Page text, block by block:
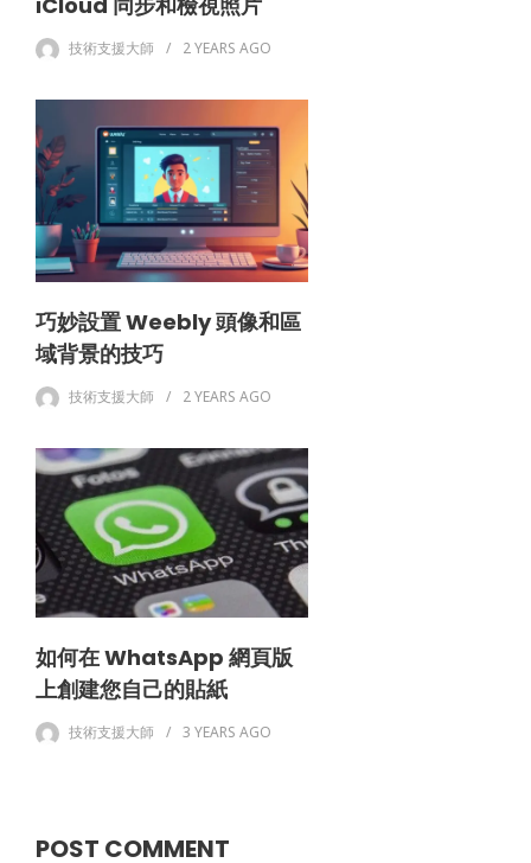
技術支援大師 2 YEARS AGO
巧妙設置 Weebly 頭像和區
域背景的技巧
技術支援大師 2 YEARS AGO
如何在 WhatsApp 網頁版
上創建您自己的貼紙
技術支援大師 3 YEARS AGO
POST COMMENT